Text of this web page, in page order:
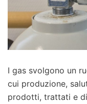
I gas svolgono un
cui produzione,
prodotti, trattati e